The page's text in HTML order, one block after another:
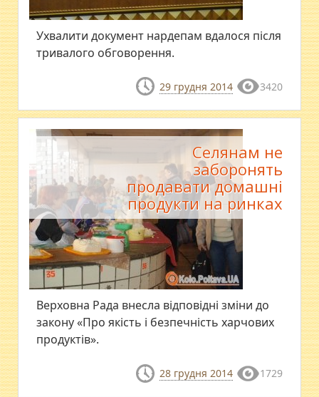
Ухвалити документ нардепам вдалося після
тривалого обговорення.
29 грудня 2014 3420
Селянам не
заборонять
продавати домашні
продукти на ринках
​Верховна Рада внесла відповідні зміни до
закону «Про якість і безпечність харчових
продуктів».
28 грудня 2014 1729